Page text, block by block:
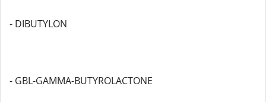
- DIBUTYLON
- GBL-GAMMA-BUTYROLACTONE